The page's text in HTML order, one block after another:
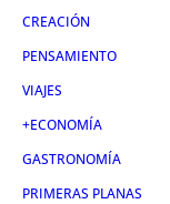
CREACIÓN
PENSAMIENTO
VIAJES
+ECONOMÍA
GASTRONOMÍA
PRIMERAS PLANAS